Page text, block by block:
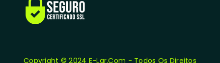
Copyright © 2024 E-Lar.com - Todos Os Direitos